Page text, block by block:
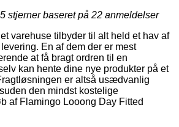
stjerner baseret på 22 anmeldelser
varehuse tilbyder til alt held et hav af
En af dem der er mest
at få bragt ordren til en
kan hente dine nye produkter på et
er altså usædvanlig
den mindst kostelige
af Flamingo Looong Day Fitted